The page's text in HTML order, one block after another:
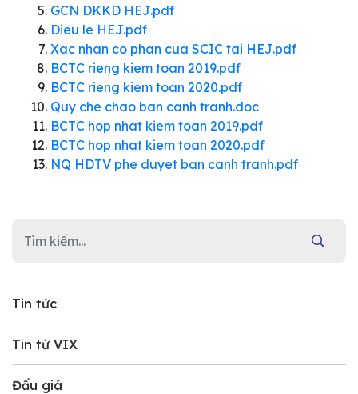
Tin tức
Tin từ VIX
Đấu giá
GCN DKKD HEJ.pdf
Dieu le HEJ.pdf
Xac nhan co phan cua SCIC tai HEJ.pdf
BCTC rieng kiem toan 2019.pdf
BCTC rieng kiem toan 2020.pdf
Quy che chao ban canh tranh.doc
BCTC hop nhat kiem toan 2019.pdf
BCTC hop nhat kiem toan 2020.pdf
NQ HDTV phe duyet ban canh tranh.pdf